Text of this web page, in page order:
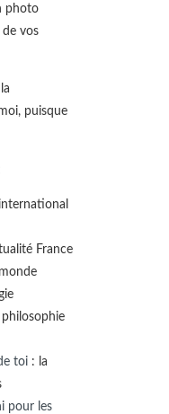
photo
vos
puisque
France
philosophie
toi : la
pour les